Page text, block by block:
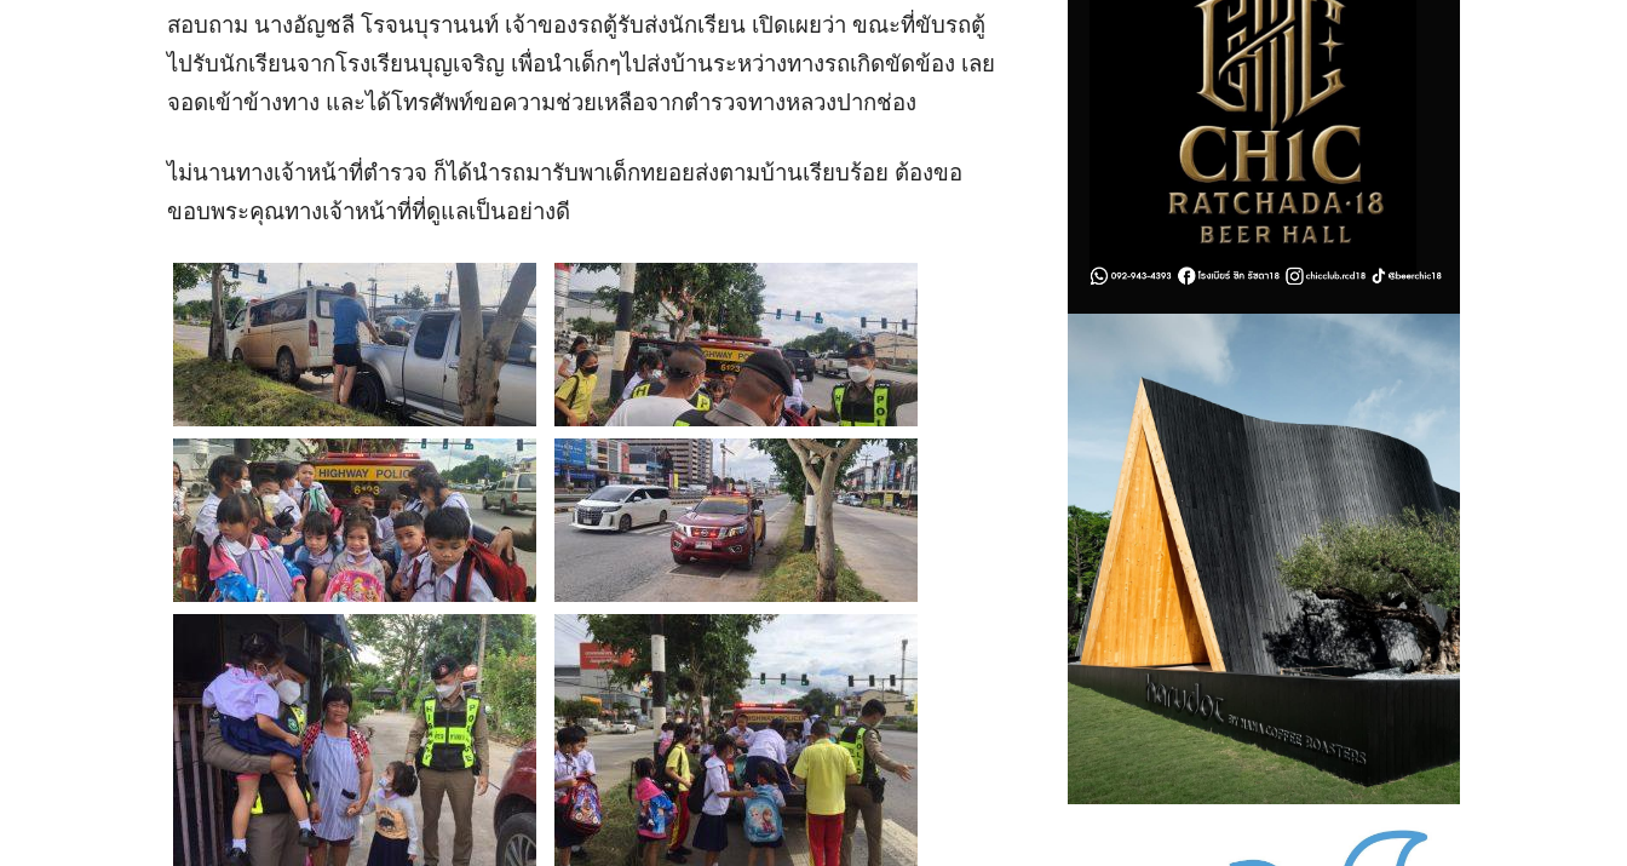
สอบถาม นางอัญชลี โรจนบุรานนท์ เจ้าของรถตู้รับส่งนักเรียน เปิดเผยว่า ขณะที่ขับรถตู้
ไปรับนักเรียนจากโรงเรียนบุญเจริญ เพื่อนำเด็กๆไปส่งบ้านระหว่างทางรถเกิดขัดข้อง เลย
จอดเข้าข้างทาง และได้โทรศัพท์ขอความช่วยเหลือจากตำรวจทางหลวงปากช่อง
ไม่นานทางเจ้าหน้าที่ตำรวจ ก็ได้นำรถมารับพาเด็กทยอยส่งตามบ้านเรียบร้อย ต้องขอ
ขอบพระคุณทางเจ้าหน้าที่ที่ดูแลเป็นอย่างดี